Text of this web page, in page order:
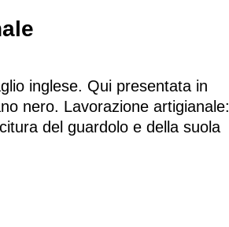
inglese. Qui presentata in
nero. Lavorazione artigianale:
del guardolo e della suola